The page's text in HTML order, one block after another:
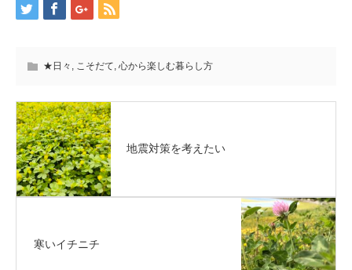
★日々 , こそだて, 心から楽しむ暮らし方
地震対策を考えたい
寒いイチニチ